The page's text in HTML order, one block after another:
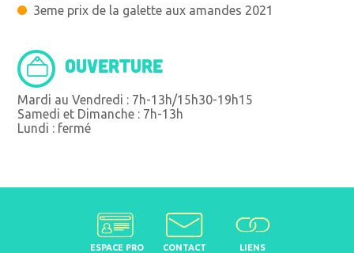
3eme prix de la galette aux amandes 2021
OUVERTURE
Mardi au Vendredi : 7h-13h/15h30-19h15
Samedi et Dimanche : 7h-13h
Lundi : fermé
ESPACE PRO CONTACT LIENS